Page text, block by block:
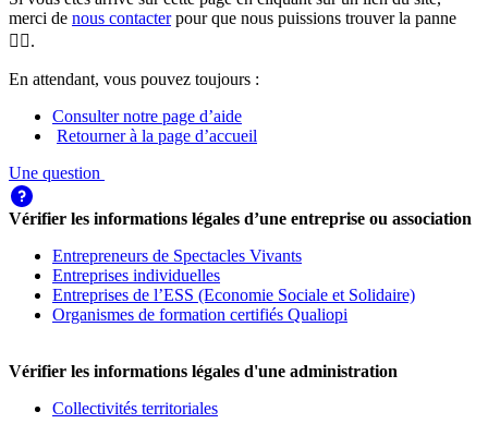
merci de nous contacterpour que nous puissions trouver la panne
🕵️‍♀️.
En attendant, vous pouvez toujours :
Consulter notre page d’aide
Retourner à la page d’accueil
Une question
Vérifier les informations légales d’une entreprise ou association
Entrepreneurs de Spectacles Vivants
Entreprises individuelles
Entreprises de l’ESS (Economie Sociale et Solidaire)
Organismes de formation certifiés Qualiopi
Vérifier les informations légales d'une administration
Collectivités territoriales